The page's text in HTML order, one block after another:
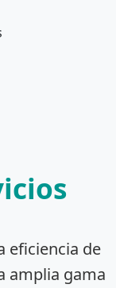
eficiencia de
amplia gama